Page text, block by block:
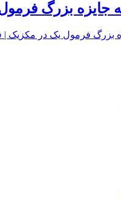
جایزه بزرگ
بزرگ فرمول یک در مکزیک |